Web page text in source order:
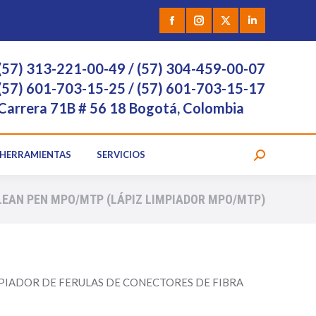
Facebook
opens
in
new
Instagram
opens
in
new
X
opens
in
new
window
Linkedin
opens
new
window
313-221-00-49 / (57) 304-459-00-07
601-703-15-25 / (57) 601-703-15-17
71B # 56 18 Bogotá, Colombia
HERRAMIENTAS SERVICIOS Search:
PEN MPO/MTP (LÁPIZ LIMPIADOR MPO/MTP)
DE FERULAS DE CONECTORES DE FIBRA
SERVICIOS